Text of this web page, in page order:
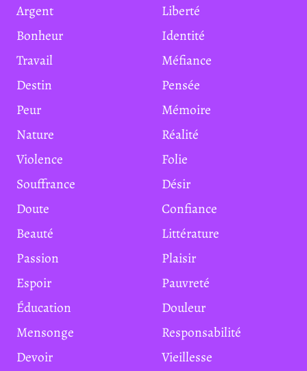
Argent
Liberté
Bonheur
Identité
Travail
Méfiance
Destin
Pensée
Peur
Mémoire
Nature
Réalité
Violence
Folie
Souffrance
Désir
Doute
Confiance
Beauté
Littérature
Passion
Plaisir
Espoir
Pauvreté
Éducation
Douleur
Mensonge
Responsabilité
Devoir
Vieillesse